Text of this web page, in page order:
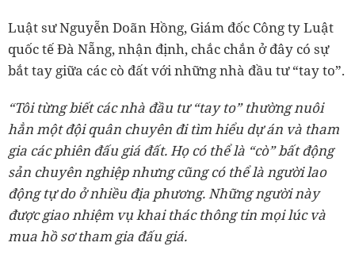
Luật sư Nguyễn Doãn Hồng, Giám đốc Công ty Luật
quốc tế Đà Nẵng, nhận định, chắc chắn ở đây có sự
bắt tay giữa các cò đất với những nhà đầu tư “tay to”.
“Tôi từng biết các nhà đầu tư “tay to” thường nuôi
hẳn một đội quân chuyên đi tìm hiểu dự án và tham
gia các phiên đấu giá đất. Họ có thể là “cò” bất động
sản chuyên nghiệp nhưng cũng có thể là người lao
động tự do ở nhiều địa phương. Những người này
được giao nhiệm vụ khai thác thông tin mọi lúc và
mua hồ sơ tham gia đấu giá.